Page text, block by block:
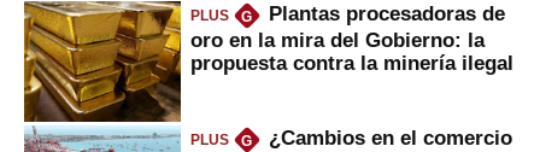
PLUS G
Plantas procesadoras de
oro en la mira del Gobierno: la
propuesta contra la minería ilegal
PLUS G
¿Cambios en el comercio